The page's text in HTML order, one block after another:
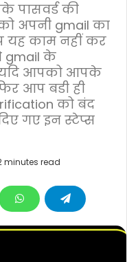
पासवर्ड की
अपनी gmail का
यह काम नहीं कर
gmail के
यदि आपको आपके
आप बडी ही
को बंद
गए इन स्टेप्स
minutes read